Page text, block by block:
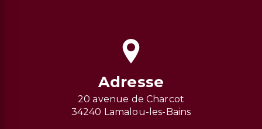
Adresse
20 avenue de Charcot
34240 Lamalou-les-Bains